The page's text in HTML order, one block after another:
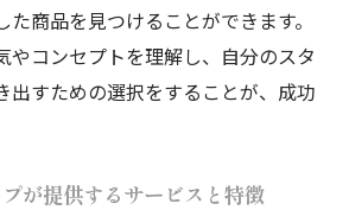
商品を見つけることができます。
やコンセプトを理解し、自分のスタ
出すための選択をすることが、成功
が提供するサービスと特徴